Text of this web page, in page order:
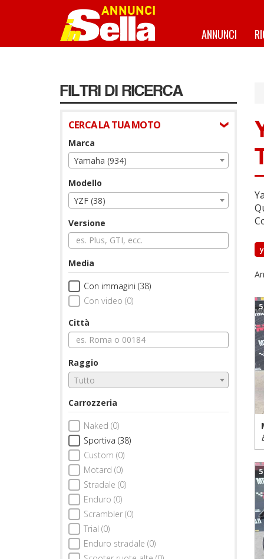
ANNUNCI
FILTRI DI RICERCA
CERCA LA TUA MOTO
Marca
Yamaha (934)
Modello
YZF (38)
Versione
Media
Con immagini (38)
Con video (0)
Città
Raggio
Tutto
Carrozzeria
Naked (0)
Sportiva (38)
Custom (0)
Motard (0)
Stradale (0)
Enduro (0)
Scrambler (0)
Trial (0)
Enduro stradale (0)